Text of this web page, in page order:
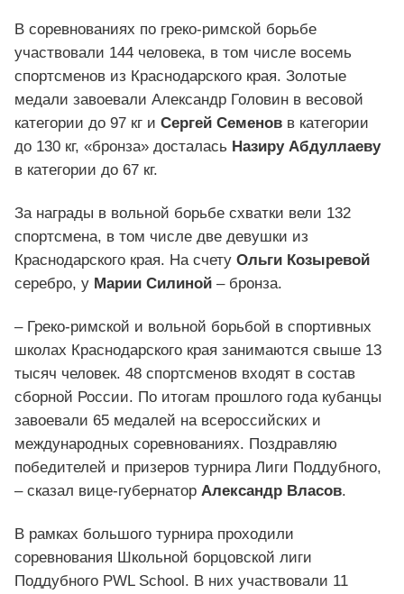
В соревнованиях по греко-римской борьбе
участвовали 144 человека, в том числе восемь
спортсменов из Краснодарского края. Золотые
медали завоевали Александр Головин в весовой
категории до 97 кг и Сергей Семенов в категории
до 130 кг, «бронза» досталась Назиру Абдуллаеву
в категории до 67 кг.
За награды в вольной борьбе схватки вели 132
спортсмена, в том числе две девушки из
Краснодарского края. На счету Ольги Козыревой
серебро, у Марии Силиной – бронза.
– Греко-римской и вольной борьбой в спортивных
школах Краснодарского края занимаются свыше 13
тысяч человек. 48 спортсменов входят в состав
сборной России. По итогам прошлого года кубанцы
завоевали 65 медалей на всероссийских и
международных соревнованиях. Поздравляю
победителей и призеров турнира Лиги Поддубного,
– сказал вице-губернатор Александр Власов.
В рамках большого турнира проходили
соревнования Школьной борцовской лиги
Поддубного PWL School. В них участвовали 11